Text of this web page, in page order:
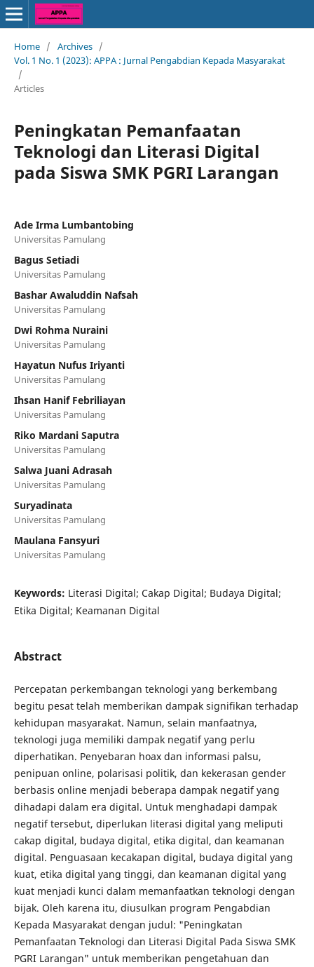
Home / Archives /
Vol. 1 No. 1 (2023): APPA : Jurnal Pengabdian Kepada Masyarakat
/
Articles
Peningkatan Pemanfaatan
Teknologi dan Literasi Digital
pada Siswa SMK PGRI Larangan
Ade Irma Lumbantobing
Universitas Pamulang
Bagus Setiadi
Universitas Pamulang
Bashar Awaluddin Nafsah
Universitas Pamulang
Dwi Rohma Nuraini
Universitas Pamulang
Hayatun Nufus Iriyanti
Universitas Pamulang
Ihsan Hanif Febriliayan
Universitas Pamulang
Riko Mardani Saputra
Universitas Pamulang
Salwa Juani Adrasah
Universitas Pamulang
Suryadinata
Universitas Pamulang
Maulana Fansyuri
Universitas Pamulang
Keywords: Literasi Digital; Cakap Digital; Budaya Digital;
Etika Digital; Keamanan Digital
Abstract
Percepatan perkembangan teknologi yang berkembang
begitu pesat telah memberikan dampak signifikan terhadap
kehidupan masyarakat. Namun, selain manfaatnya,
teknologi juga memiliki dampak negatif yang perlu
diperhatikan. Penyebaran hoax dan informasi palsu,
penipuan online, polarisasi politik, dan kekerasan gender
berbasis online menjadi beberapa dampak negatif yang
dihadapi dalam era digital. Untuk menghadapi dampak
negatif tersebut, diperlukan literasi digital yang meliputi
cakap digital, budaya digital, etika digital, dan keamanan
digital. Penguasaan kecakapan digital, budaya digital yang
kuat, etika digital yang tinggi, dan keamanan digital yang
kuat menjadi kunci dalam memanfaatkan teknologi dengan
bijak. Oleh karena itu, diusulkan program Pengabdian
Kepada Masyarakat dengan judul: "Peningkatan
Pemanfaatan Teknologi dan Literasi Digital Pada Siswa SMK
PGRI Larangan" untuk memberikan pengetahuan dan